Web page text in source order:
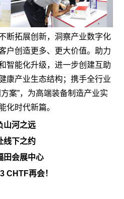
断拓展创新，洞察产业数字化
户创造更多、更大价值。助力
智能化升级，进一步创建互助
康产业生态结构；携手全行业
案”，为高端装备制造产业实
化时代新篇。
山河之远
线下之约
田会展中心
CHTF再会！